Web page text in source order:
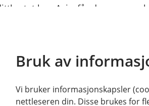
hos Avis, får du mer enn
og avbestillingsforsikring er
kortet.
på leiebil er også
leiebil og opptil 20 % rabatt.
hvis noe går galt på reisen.
Bruk av
Vi bruker informasjonskapsler
nettleseren din. Disse brukes for